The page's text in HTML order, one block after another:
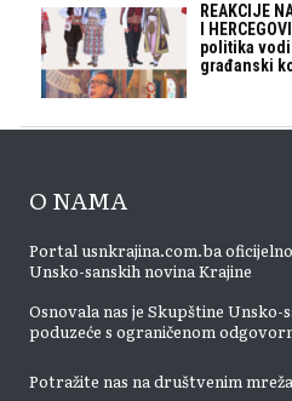
REAKCIJE
I
politika
građanski
O NAMA
Portal usnkrajina.com.ba
Unsko-sanskih novina Krajine
Osnovala nas je Skupštine
poduzeće s ograničenom
Potražite nas na društvenim